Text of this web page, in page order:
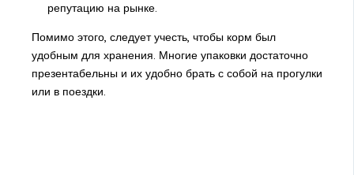
репутацию на рынке.
Помимо этого, следует учесть, чтобы корм был
удобным для хранения. Многие упаковки достаточно
презентабельны и их удобно брать с собой на прогулки
или в поездки.